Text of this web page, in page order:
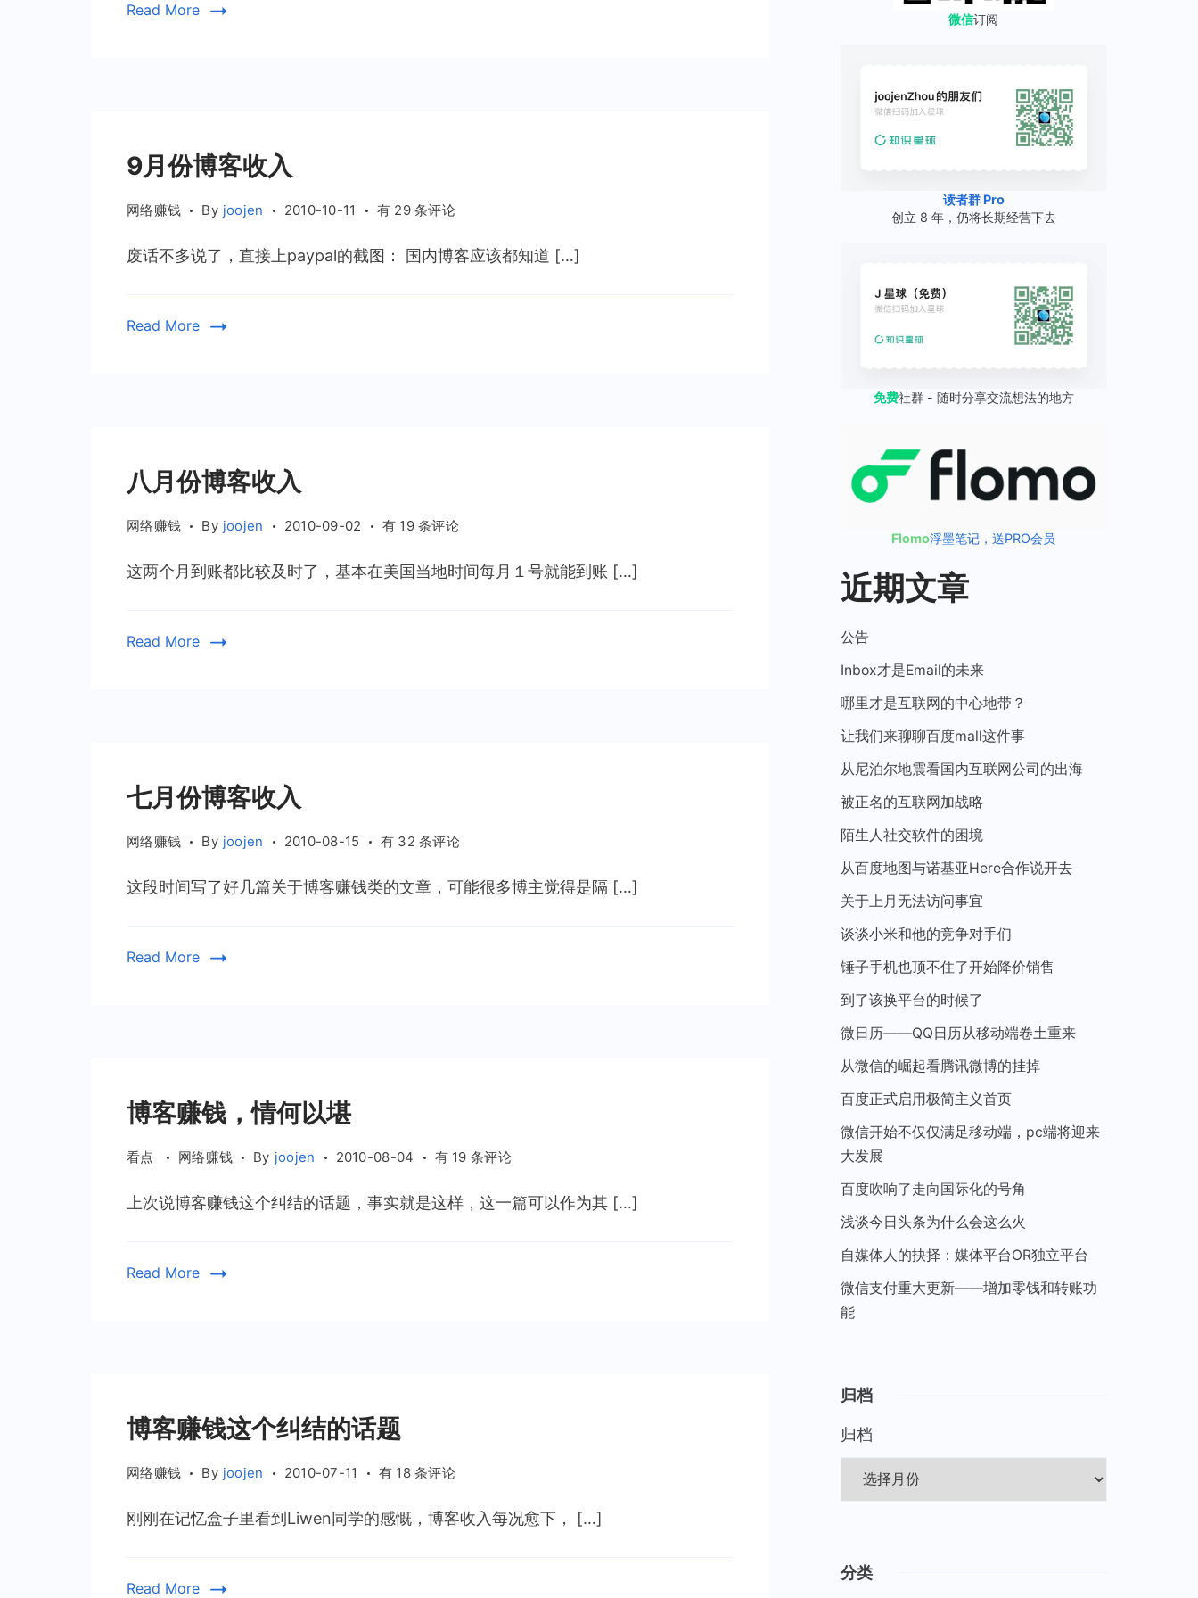
Read More
9月份博客收入
网络赚钱 By joojen 2010-10-11
9
份
有 29 条评论
废话不多说了，直接上paypal的截图： 国内博客应该都知道 […]
Read More
八月份博客收入
网络赚钱 By joojen 2010-09-02
八
份
有 19 条评论
这两个月到账都比较及时了，基本在美国当地时间每月１号就能到账 […]
Read More
七月份博客收入
网络赚钱 By joojen 2010-08-15
七
份
有 32 条评论
这段时间写了好几篇关于博客赚钱类的文章，可能很多博主觉得是隔 […]
Read More
博客赚钱，情何以堪
看点 网络赚钱 By joojen 2010-08-04
博
赚
有 19 条评论
上次说博客赚钱这个纠结的话题，事实就是这样，这一篇可以作为其 […]
Read More
博客赚钱这个纠结的话题
网络赚钱 By joojen 2010-07-11
博
赚
有 18 条评论
刚刚在记忆盒子里看到Liwen同学的感慨，博客收入每况愈下， […]
Read More
微信订阅
读者群 Pro
创立 8 年，仍将长期经营下去
免费社群 - 随时分享交流想法的地方
Flomo浮墨笔记，送PRO会员
近期文章
公告
Inbox才是Email的未来
哪里才是互联网的中心地带？
让我们来聊聊百度mall这件事
从尼泊尔地震看国内互联网公司的出海
被正名的互联网加战略
陌生人社交软件的困境
从百度地图与诺基亚Here合作说开去
关于上月无法访问事宜
谈谈小米和他的竞争对手们
锤子手机也顶不住了开始降价销售
到了该换平台的时候了
微日历——QQ日历从移动端卷土重来
从微信的崛起看腾讯微博的挂掉
百度正式启用极简主义首页
微信开始不仅仅满足移动端，pc端将迎来
大发展
百度吹响了走向国际化的号角
浅谈今日头条为什么会这么火
自媒体人的抉择：媒体平台OR独立平台
微信支付重大更新——增加零钱和转账功
能
归档
归档
分类